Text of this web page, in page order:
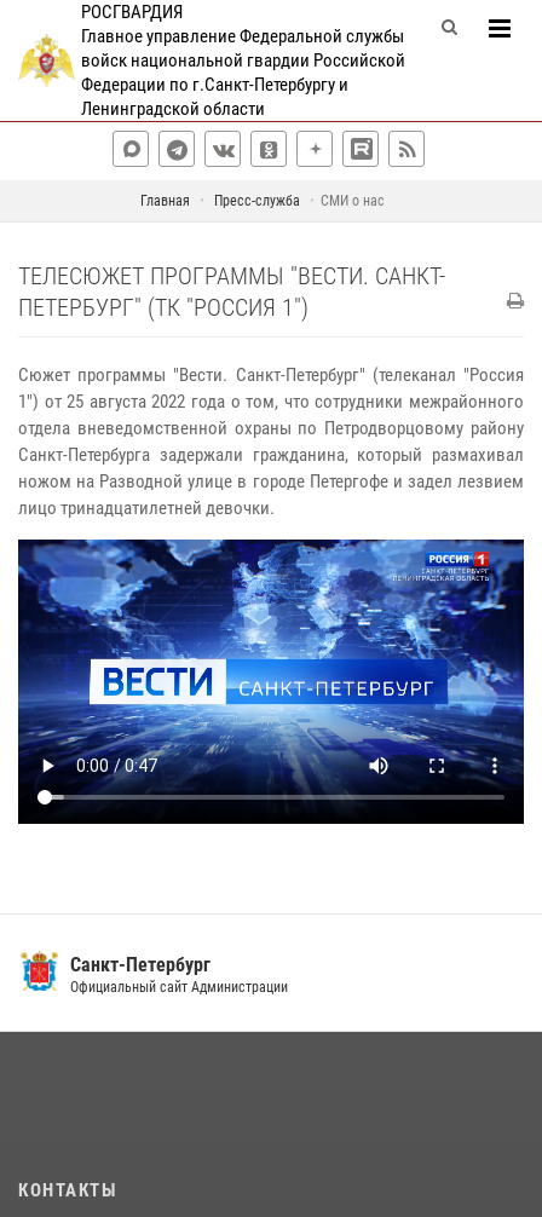
РОСГВАРДИЯ
Главное управление Федеральной службы
войск национальной гвардии Российской
Федерации по г.Санкт-Петербургу и
Ленинградской области
Главная Пресс-служба СМИ о нас
ТЕЛЕСЮЖЕТ ПРОГРАММЫ "ВЕСТИ. САНКТ-
ПЕТЕРБУРГ" (ТК "РОССИЯ 1")
Сюжет программы "Вести. Санкт-Петербург" (телеканал "Россия
1") от 25 августа 2022 года о том, что сотрудники межрайонного
отдела вневедомственной охраны по Петродворцовому району
Санкт-Петербурга задержали гражданина, который размахивал
ножом на Разводной улице в городе Петергофе и задел лезвием
лицо тринадцатилетней девочки.
Санкт-Петербург
Официальный сайт Администрации
КОНТАКТЫ